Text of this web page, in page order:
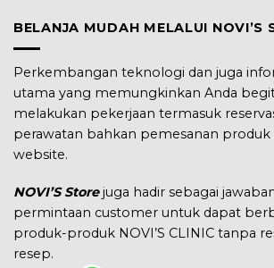
BELANJA MUDAH MELALUI NOVI’S
Perkembangan teknologi dan juga
utama yang memungkinkan Anda
melakukan pekerjaan termasuk
perawatan bahkan pemesanan produk
website.
NOVI’S Storejuga hadir sebagai
permintaan customer untuk dapat
produk-produk NOVI’S CLINIC tanpa
resep.